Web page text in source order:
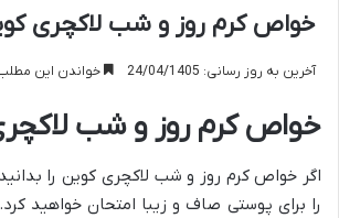
خواص کرم روز و شب لاکچری
آخرین به روز رسانی: 24/04/1405 خواندن این مطلب 3 دقیقه زمان
خواص کرم روز و شب
اگر خواص کرم روز و شب لاکچری کوین را
را برای پوستی صاف و زیبا امتحان خواهید